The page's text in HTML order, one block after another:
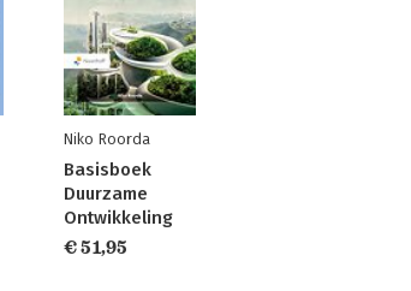
Niko Roorda
Basisboek
Duurzame
Ontwikkeling
€ 51,95